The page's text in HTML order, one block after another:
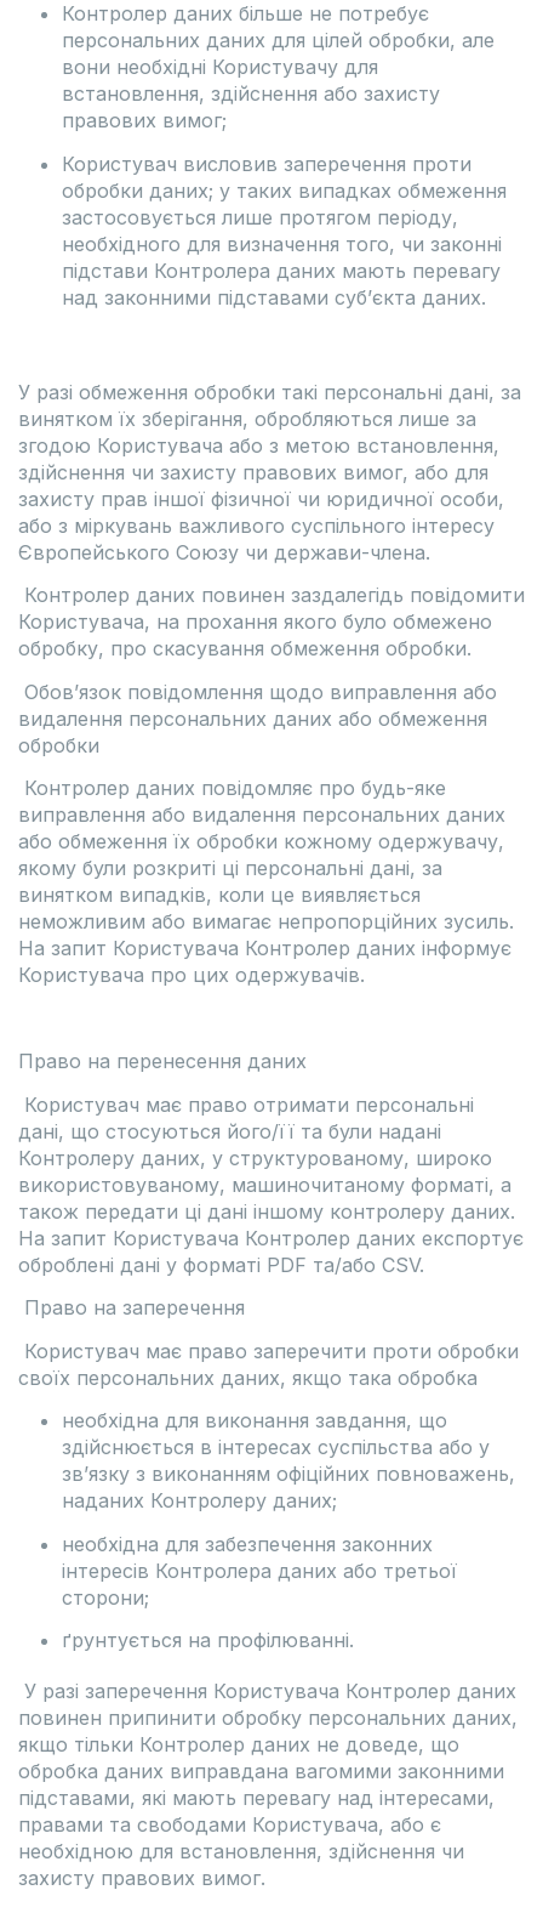
Контролер даних більше не потребує
персональних даних для цілей обробки, але
вони необхідні Користувачу для
встановлення, здійснення або захисту
правових вимог;
Користувач висловив заперечення проти
обробки даних; у таких випадках обмеження
застосовується лише протягом періоду,
необхідного для визначення того, чи законні
підстави Контролера даних мають перевагу
над законними підставами суб’єкта даних.
У разі обмеження обробки такі персональні дані, за
винятком їх зберігання, обробляються лише за
згодою Користувача або з метою встановлення,
здійснення чи захисту правових вимог, або для
захисту прав іншої фізичної чи юридичної особи,
або з міркувань важливого суспільного інтересу
Європейського Союзу чи держави-члена.
Контролер даних повинен заздалегідь повідомити
Користувача, на прохання якого було обмежено
обробку, про скасування обмеження обробки.
Обов’язок повідомлення щодо виправлення або
видалення персональних даних або обмеження
обробки
Контролер даних повідомляє про будь-яке
виправлення або видалення персональних даних
або обмеження їх обробки кожному одержувачу,
якому були розкриті ці персональні дані, за
винятком випадків, коли це виявляється
неможливим або вимагає непропорційних зусиль.
На запит Користувача Контролер даних інформує
Користувача про цих одержувачів.
Право на перенесення даних
Користувач має право отримати персональні
дані, що стосуються його/її та були надані
Контролеру даних, у структурованому, широко
використовуваному, машиночитаному форматі, а
також передати ці дані іншому контролеру даних.
На запит Користувача Контролер даних експортує
оброблені дані у форматі PDF та/або CSV.
Право на заперечення
Користувач має право заперечити проти обробки
своїх персональних даних, якщо така обробка
необхідна для виконання завдання, що
здійснюється в інтересах суспільства або у
зв’язку з виконанням офіційних повноважень,
наданих Контролеру даних;
необхідна для забезпечення законних
інтересів Контролера даних або третьої
сторони;
ґрунтується на профілюванні.
У разі заперечення Користувача Контролер даних
повинен припинити обробку персональних даних,
якщо тільки Контролер даних не доведе, що
обробка даних виправдана вагомими законними
підставами, які мають перевагу над інтересами,
правами та свободами Користувача, або є
необхідною для встановлення, здійснення чи
захисту правових вимог.